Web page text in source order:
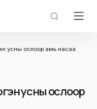
усны ослоор амь насаа
усны ослоор